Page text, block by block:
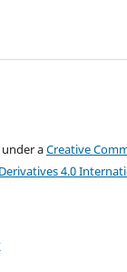
aCreative
4.0